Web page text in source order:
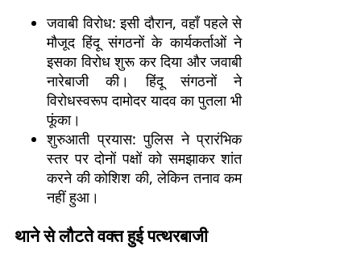
जवाबी विरोध: इसी दौरान, वहाँ पहले से
मौजूद हिंदू संगठनों के कार्यकर्ताओं ने
इसका विरोध शुरू कर दिया और जवाबी
नारेबाजी की। हिंदू संगठनों ने
विरोधस्वरूप दामोदर यादव का पुतला भी
फूंका।
शुरुआती प्रयास: पुलिस ने प्रारंभिक
स्तर पर दोनों पक्षों को समझाकर शांत
करने की कोशिश की, लेकिन तनाव कम
नहीं हुआ।
थाने से लौटते वक्त हुई पत्थरबाजी